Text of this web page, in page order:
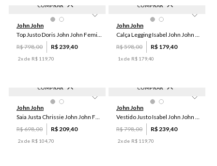
COMPRAR
P M
John John
Top Justo Doris John John Feminino
R$798,00 R$239,40
2x de R$ 11970
COMPRAR
P M
John John
Calça Legging Isabel John John Feminina
R$598,00 R$ 179,40
1x de R$ 17940
COMPRAR
John John
Saia Justa Chrissie John John Feminina
R$698,00 R$209,40
2x de R$ 10470
COMPRAR
John John
Vestido Justo Isabel John John Feminino
R$798,00 R$239,40
2x de R$ 11970